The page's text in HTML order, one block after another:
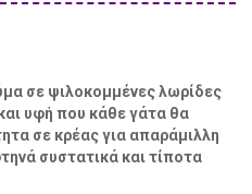
σε ψιλοκομμένες λωρίδες
υφή που κάθε γάτα θα
σε κρέας για απαράμιλλη
συστατικά και τίποτα